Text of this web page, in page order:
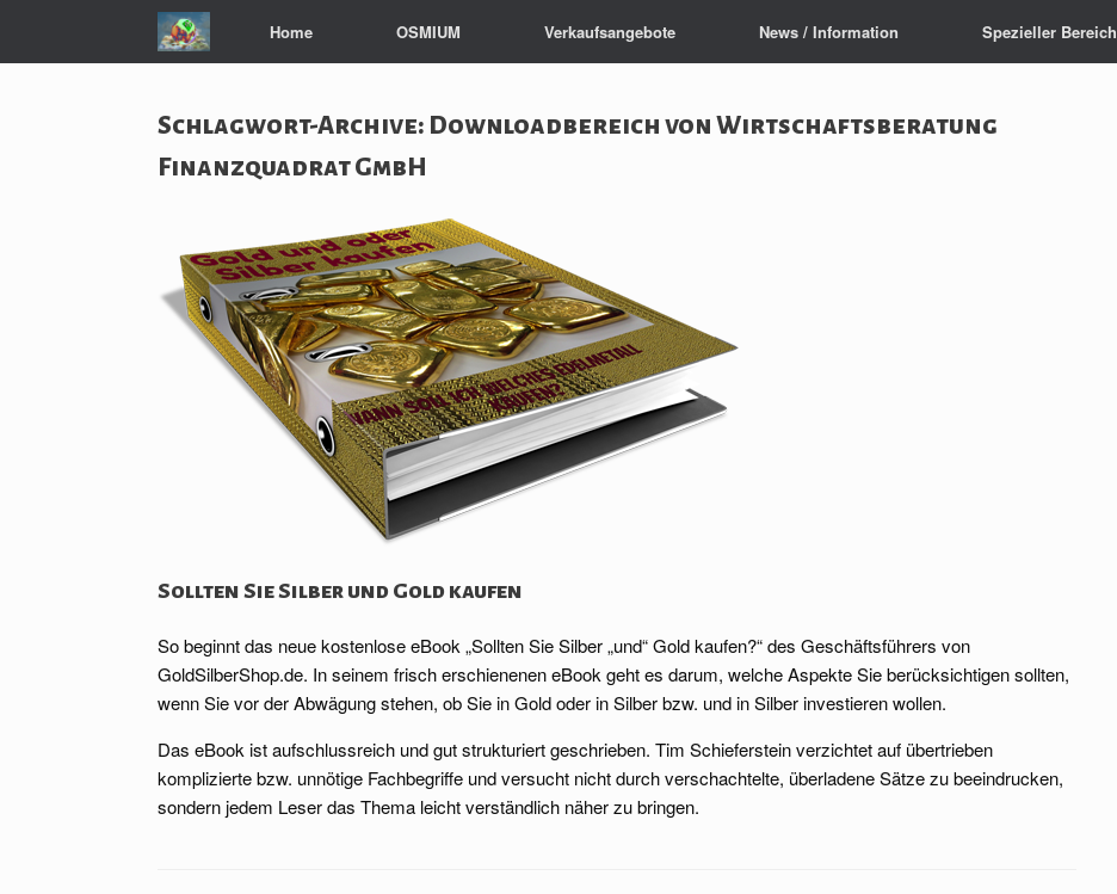
Home OSMIUM Verkaufsangebote News / Information Spezieller Bereich
Schlagwort-Archive: Downloadbereich von Wirtschaftsberatung
Finanzquadrat GmbH
Sollten Sie Silber und Gold kaufen
So beginnt das neue kostenlose eBook „Sollten Sie Silber „und“ Gold kaufen?“ des Geschäftsführers von
GoldSilberShop.de. In seinem frisch erschienenen eBook geht es darum, welche Aspekte Sie berücksichtigen sollten,
wenn Sie vor der Abwägung stehen, ob Sie in Gold oder in Silber bzw. und in Silber investieren wollen.
Das eBook ist aufschlussreich und gut strukturiert geschrieben. Tim Schieferstein verzichtet auf übertrieben
komplizierte bzw. unnötige Fachbegriffe und versucht nicht durch verschachtelte, überladene Sätze zu beeindrucken,
sondern jedem Leser das Thema leicht verständlich näher zu bringen.